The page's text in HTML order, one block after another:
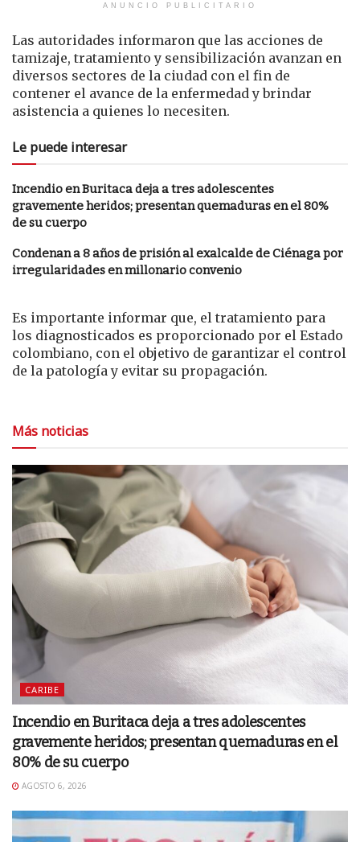
ANUNCIO PUBLICITARIO
Las autoridades informaron que las acciones de
tamizaje, tratamiento y sensibilización avanzan en
diversos sectores de la ciudad con el fin de
contener el avance de la enfermedad y brindar
asistencia a quienes lo necesiten.
Le puede interesar
Incendio en Buritaca deja a tres adolescentes
gravemente heridos; presentan quemaduras en el 80%
de su cuerpo
Condenan a 8 años de prisión al exalcalde de Ciénaga por
irregularidades en millonario convenio
Es importante informar que, el tratamiento para
los diagnosticados es proporcionado por el Estado
colombiano, con el objetivo de garantizar el control
de la patología y evitar su propagación.
Más noticias
CARIBE
Incendio en Buritaca deja a tres adolescentes
gravemente heridos; presentan quemaduras en el
80% de su cuerpo
AGOSTO 6, 2026